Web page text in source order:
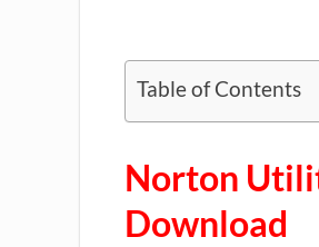
Table of Contents
Norton
Download